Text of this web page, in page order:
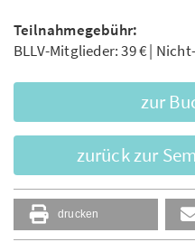
Teilnahmegebühr:
BLLV-Mitglieder: 39 € |
zur
zurück zur
drucken